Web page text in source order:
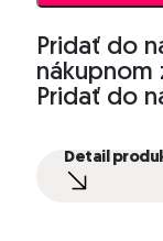
šmatlavým
jazýčkom
Pridať do
nákupnom
Pridať do
Detail